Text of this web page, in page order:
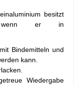
besitzt
wenn er in
Bindemitteln und
kann.
Wiedergabe